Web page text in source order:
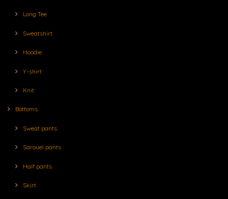
Long Tee
Sweatshirt
Hoodie
Y-shirt
Knit
Bottoms
Sweat pants
Sarouel pants
Half pants
Skirt